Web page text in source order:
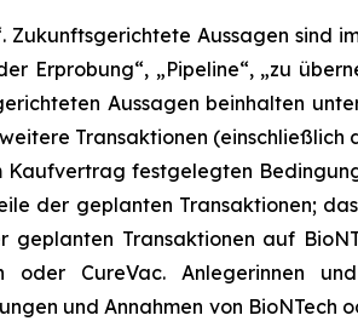
Aussagen sind
Erprobung“, „Pipeline“, „zu
Aussagen beinhalten
Transaktionen
festgelegten
der geplanten Transaktionen;
Transaktionen auf
oder CureVac. Anlegerinnen
und Annahmen von BioNTech